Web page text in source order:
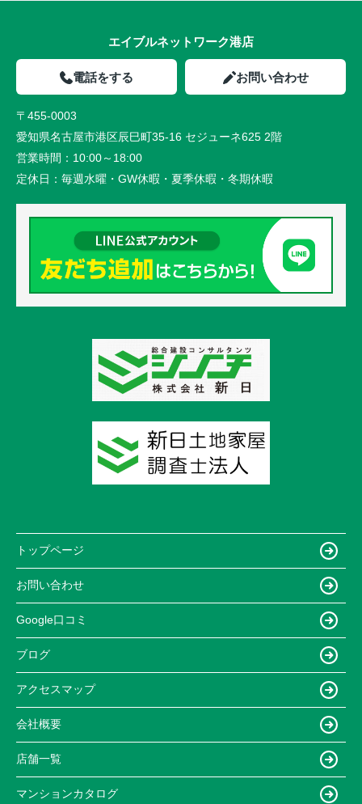
エイブルネットワーク港店
電話をする お問い合わせ
〒455-0003
愛知県名古屋市港区辰巳町35-16 セジューネ625 2階
営業時間： 10:00～18:00
定休日： 毎週水曜・GW休暇・夏季休暇・冬期休暇
トップページ
お問い合わせ
Google口コミ
ブログ
アクセスマップ
会社概要
店舗一覧
マンションカタログ